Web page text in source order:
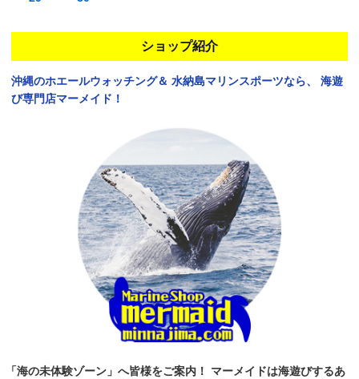
ショップ紹介
沖縄のホエールウォッチング＆ 水納島マリンスポーツなら、
海遊
び専門店マーメイド！
「海の未体験ゾーン」へ皆様をご案内！
マーメイドは海遊びするあ